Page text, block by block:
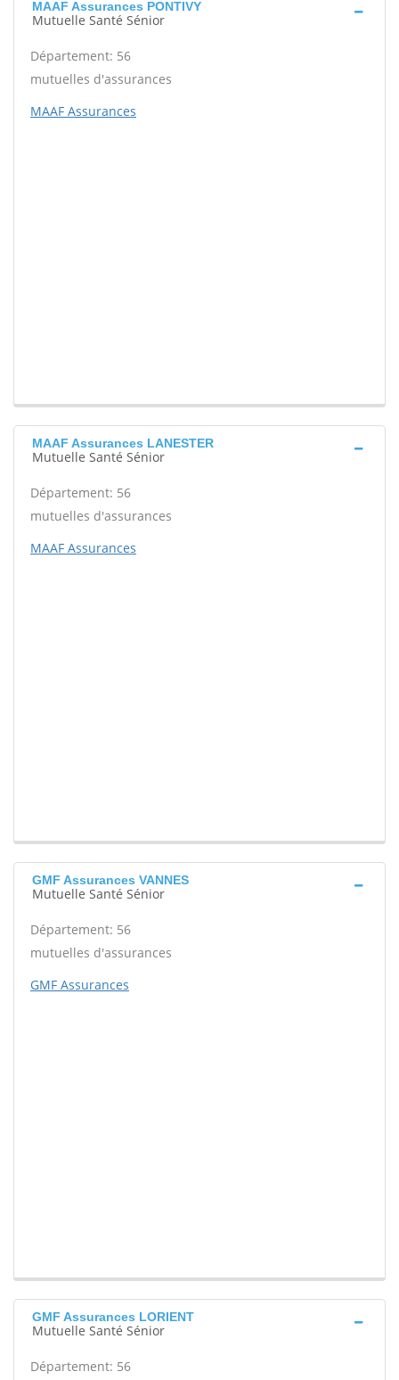
MAAF Assurances PONTIVY
Mutuelle Santé Sénior
Département: 56
mutuelles d'assurances
MAAF Assurances
MAAF Assurances LANESTER
Mutuelle Santé Sénior
Département: 56
mutuelles d'assurances
MAAF Assurances
GMF Assurances VANNES
Mutuelle Santé Sénior
Département: 56
mutuelles d'assurances
GMF Assurances
GMF Assurances LORIENT
Mutuelle Santé Sénior
Département: 56